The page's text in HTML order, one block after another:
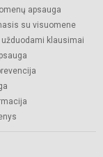
apsauga
su visuomene
klausimai